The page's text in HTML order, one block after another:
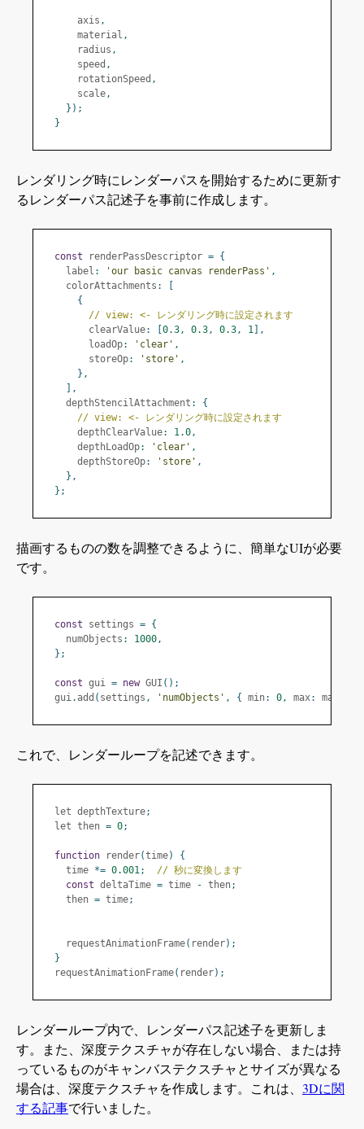
      axis
,
      material
,
      radius
,
      speed
,
      rotationSpeed
,
      scale
,
});
}
レンダリング時にレンダーパスを開始するために更新す
るレンダーパス記述子を事前に作成します。
const renderPassDescriptor = {
    label
: 'our basic canvas renderPass' ,
    colorAttachments
:
{
// view: <- レンダリング時に設定されます
        clearValue
: 0.3, 0.3, 0.3, 1 ],
        loadOp
: 'clear' ,
        storeOp
: 'store' ,
},
],
    depthStencilAttachment
:
{
// view: <- レンダリング時に設定されます
      depthClearValue
: 1.0,
      depthLoadOp
: 'clear' ,
      depthStoreOp
: 'store' ,
},
};
描画するものの数を調整できるように、簡単なUIが必要
です。
const settings = {
    numObjects
: 1000,
};
const gui = new GUI ();
  gui
. add ( settings , 'numObjects' , { min: 0, max:
これで、レンダーループを記述できます。
  let depthTexture
;
  let then
= 0;
function render(time)
{
    time
*= 0.001;
// 秒に変換します
const deltaTime = time - then;
    then
= time;
    requestAnimationFrame
( render);
}
  requestAnimationFrame
( render);
レンダーループ内で、レンダーパス記述子を更新しま
す。また、深度テクスチャが存在しない場合、または持
っているものがキャンバステクスチャとサイズが異なる
場合は、深度テクスチャを作成します。これは、 3Dに関
する記事で行いました。